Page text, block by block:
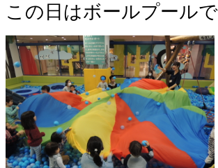
この日はボールプール